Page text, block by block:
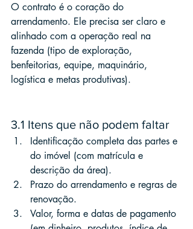
O contrato é o coração do
arrendamento. Ele precisa ser claro e
alinhado com a operação real na
fazenda (tipo de exploração,
benfeitorias, equipe, maquinário,
logística e metas produtivas).
3.1 Itens que não podem faltar
Identificação completa das partes e
do imóvel (com matrícula e
descrição da área).
Prazo do arrendamento e regras de
renovação.
Valor, forma e datas de pagamento